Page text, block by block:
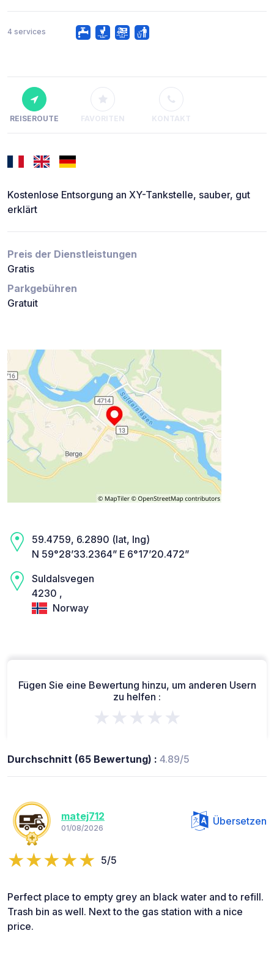
4 services
REISEROUTE FAVORITEN KONTAKT
Kostenlose Entsorgung an XY-Tankstelle, sauber, gut
erklärt
Preis der Dienstleistungen
Gratis
Parkgebühren
Gratuit
59.4759, 6.2890 (lat, lng)
N 59°28’33.2364” E 6°17’20.472”
Suldalsvegen
4230 ,
Norway
Fügen Sie eine Bewertung hinzu, um anderen Usern
zu helfen :
★★★★★
Durchschnitt (65 Bewertung) : 4.89/5
matej712
01/08/2026
Übersetzen
5/5
Perfect place to empty grey an black water and to refill.
Trash bin as well. Next to the gas station with a nice
price.